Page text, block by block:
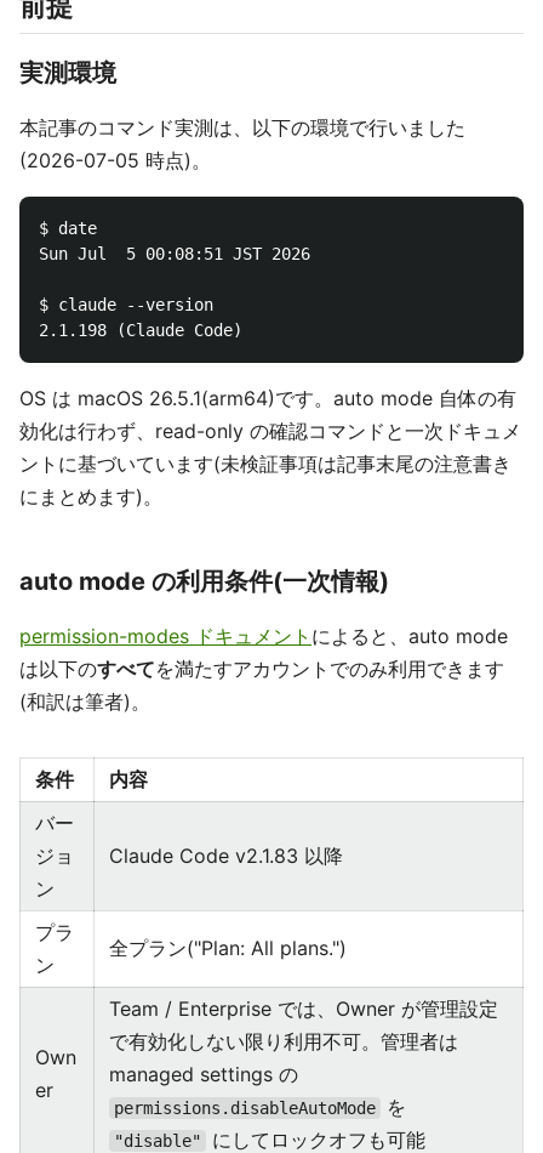
実測環境
本記事のコマンド実測は、以下の環境で行いました
(2026-07-05 時点)。
$ date
Sun Jul  5 00:08:51 JST 2026
$ claude --version
OS は macOS 26.5.1(arm64)です。auto mode 自体の有
効化は行わず、read-only の確認コマンドと一次ドキュメ
ントに基づいています(未検証事項は記事末尾の注意書き
にまとめます)。
auto mode の利用条件(一次情報)
permission-modes ドキュメント によると、auto mode
は以下のすべてを満たすアカウントでのみ利用できます
(和訳は筆者)。
条件
内容
バー
ジョ
ン
Claude Code v2.1.83 以降
プラ
ン
全プラン("Plan: All plans.")
Own
er
Team / Enterprise では、Owner が管理設定
で有効化しない限り利用不可。管理者は
managed settings の
permissions.disableAutoMode を
"disable" にしてロックオフも可能